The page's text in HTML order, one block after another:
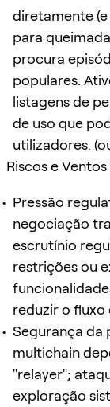
diretamente
para
procura
populares.
listagens de
de uso que
utilizadores. (
Riscos e
Pressão
negociação
escrutínio
restrições ou
reduzir o fluxo
Segurança da
multichain
"relayer";
exploração